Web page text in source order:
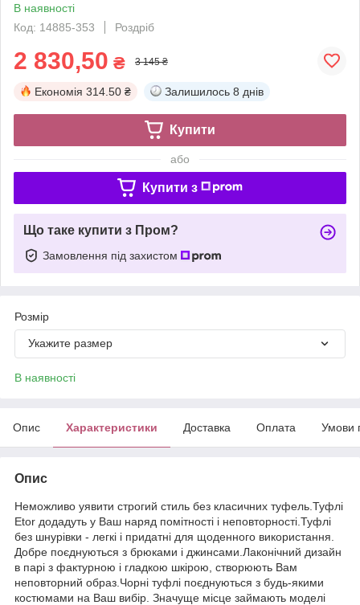
В наявності
Код: 14885-353
Роздріб
2 830,50 ₴ 3 145 ₴
Економія 314.50 ₴ Залишилось 8 днів
Купити
або
Купити з
Що таке купити з Пром?
Замовлення під захистом
Розмір
Укажите размер
В наявності
Опис Характеристики Доставка Оплата Умови
Опис
Неможливо уявити строгий стиль без класичних туфель.Туфлі
Etor додадуть у Ваш наряд помітності і неповторності.Туфлі
без шнурівки - легкі і придатні для щоденного використання.
Добре поєднуються з брюками і джинсами.Лаконічний дизайн
в парі з фактурною і гладкою шкірою, створюють Вам
неповторний образ.Чорні туфлі поєднуються з будь-якими
костюмами на Ваш вибір. Значуще місце займають моделі